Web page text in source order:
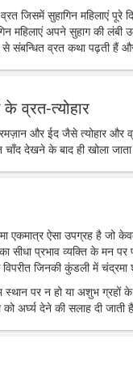
व्रत जिसमें सुहागिन महिलाएं
महिलाएं अपने सुहाग की लंबी
संबन्धित व्रत कथा पढ़ती हैं
व्रत-त्योहार
रमज़ान और ईद जैसे त्योहार
देखने के बाद ही खोला
एकमात्र ऐसा उपग्रह है
का सीधा प्रभाव व्यक्ति के
जिनकी कुंडली में
पर न हो या अशुभ ग्रहों के
अर्घ्य देने की सलाह दी जाती